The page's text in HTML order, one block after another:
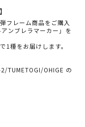
フレーム商品をご購入
ンブレラマーカー」を
1種をお届けします。
TUMETOGI/OHIGE の